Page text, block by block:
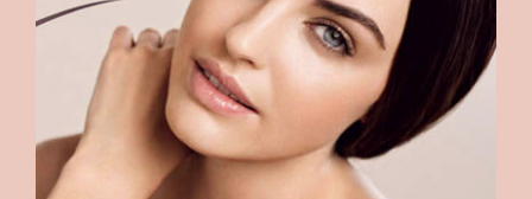
Anti-Aging
Read more